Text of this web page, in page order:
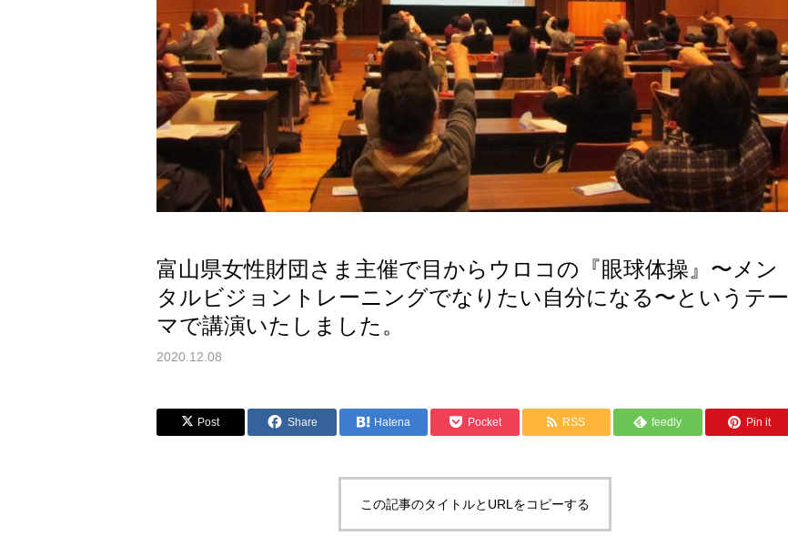
富山県女性財団さま主催で目からウロコの『眼球体操』〜メン
タルビジョントレーニングでなりたい自分になる〜というテー
マで講演いたしました。
2020.12.08
Post Share Hatena Pocket RSS feedly Pin it
この記事のタイトルとURLをコピーする